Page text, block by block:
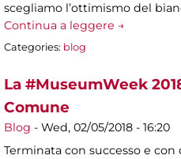
scegliamo l’ottimismo del
Continua a leggere →
Categories: blog
La #MuseumWeek
Comune
Blog - Wed, 02/05/2018 - 16:20
Terminata con successo e